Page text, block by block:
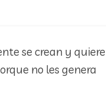
se crean y
no les genera